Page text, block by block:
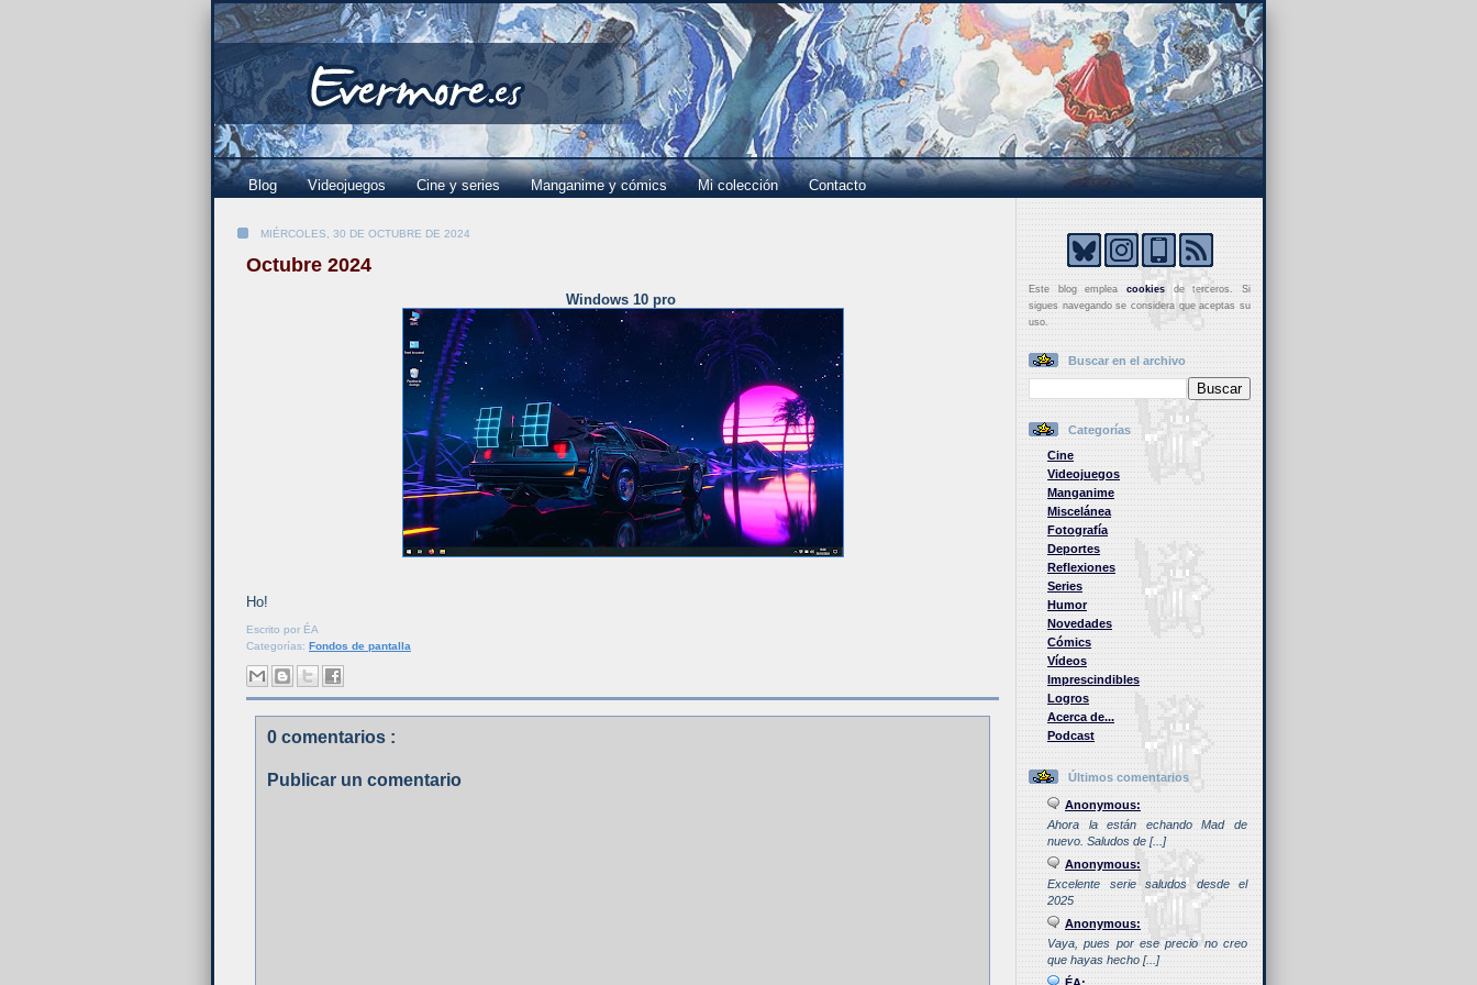
Blog Videojuegos Cine y series Manganime y cómics Mi colección Contacto
MIÉRCOLES, 30 DE OCTUBRE DE 2024
Octubre 2024
Windows 10 pro
Ho!
Escrito por ÉA
Categorías: Fondos de pantalla
0 comentarios :
Publicar un comentario
Este blog empleacookies de terceros. Si
sigues navegando se considera que aceptas su
uso.
Buscar en el archivo
Categorías
Cine
Videojuegos
Manganime
Miscelánea
Fotografía
Deportes
Reflexiones
Series
Humor
Novedades
Cómics
Vídeos
Imprescindibles
Logros
Acerca de...
Podcast
Últimos comentarios
Anonymous:
Ahora la están echando Mad de
nuevo. Saludos de [...]
Anonymous:
Excelente serie saludos desde el
2025
Anonymous:
Vaya, pues por ese precio no creo
que hayas hecho [...]